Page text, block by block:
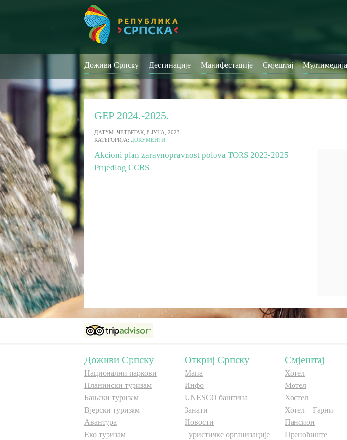
Доживи Српску Дестинације Манифестације Смјештај Мултимедија
GEP 2024.-2025.
ДАТУМ: ЧЕТВРТАК, 8 ЈУНА, 2023
КАТЕГОРИЈА: ДОКУМЕНТИ
Akcioni plan zaravnopravnost polova ТОRS 2023-2025
Prijedlog GCRS
Доживи Српску
Национални паркови
Планински туризам
Бањски туризам
Вјерски туризам
Авантура
Еко туризам
Откриј Српску
Мапа
Инфо
UNESCO баштина
Занати
Новости
Туристичке организације
Смјештај
Хотел
Мотел
Хостел
Хотел – Гарни
Пансион
Преноћиште